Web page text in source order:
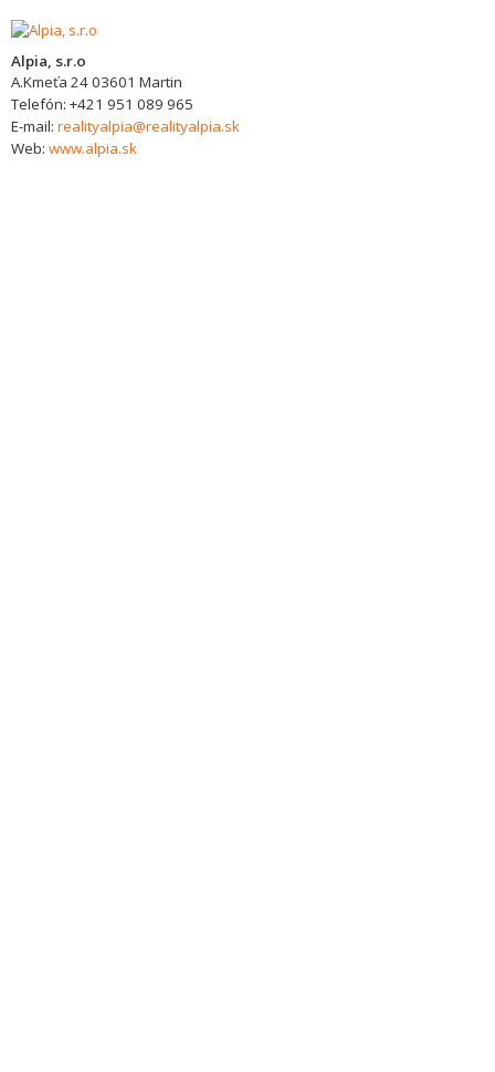
Alpia, s.r.o
A.Kmeťa 2403601 Martin
Telefón: +421 951 089 965
E-mail: realityalpia@realityalpia.sk
Web: www.alpia.sk